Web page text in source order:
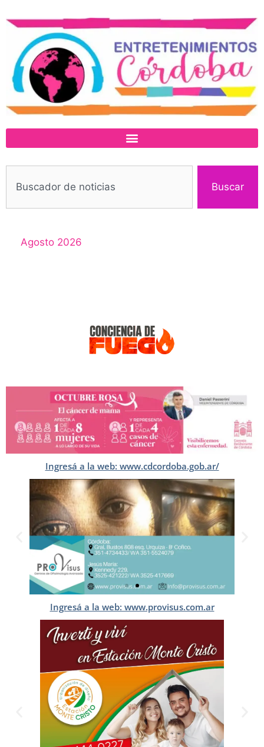
Buscar
Agosto 2026
Ingresá a la web: www.cdcordoba.gob.ar/
Ingresá a la web: www.provisus.com.ar